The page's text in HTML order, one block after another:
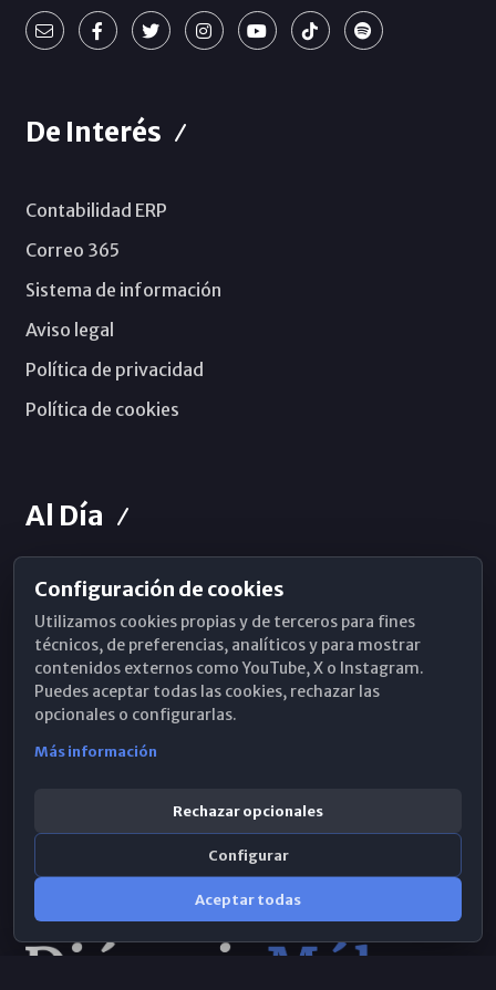
De Interés
Contabilidad ERP
Correo 365
Sistema de información
Aviso legal
Política de privacidad
Política de cookies
Al Día
Horarios de Misa
Hemeroteca
WhatsApp
Configuración de cookies
Utilizamos cookies propias y de terceros para fines
técnicos, de preferencias, analíticos y para mostrar
contenidos externos como YouTube, X o Instagram.
Puedes aceptar todas las cookies, rechazar las
opcionales o configurarlas.
Más información
Rechazar opcionales
Configurar
Aceptar todas